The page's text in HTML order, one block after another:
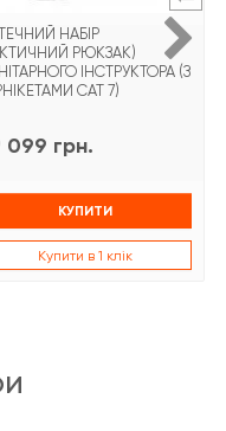
НАБІР
РЮКЗАК)
ІНСТРУКТОРА (З
CAT 7)
099 грн.
КУПИТИ
Купити в 1 клік